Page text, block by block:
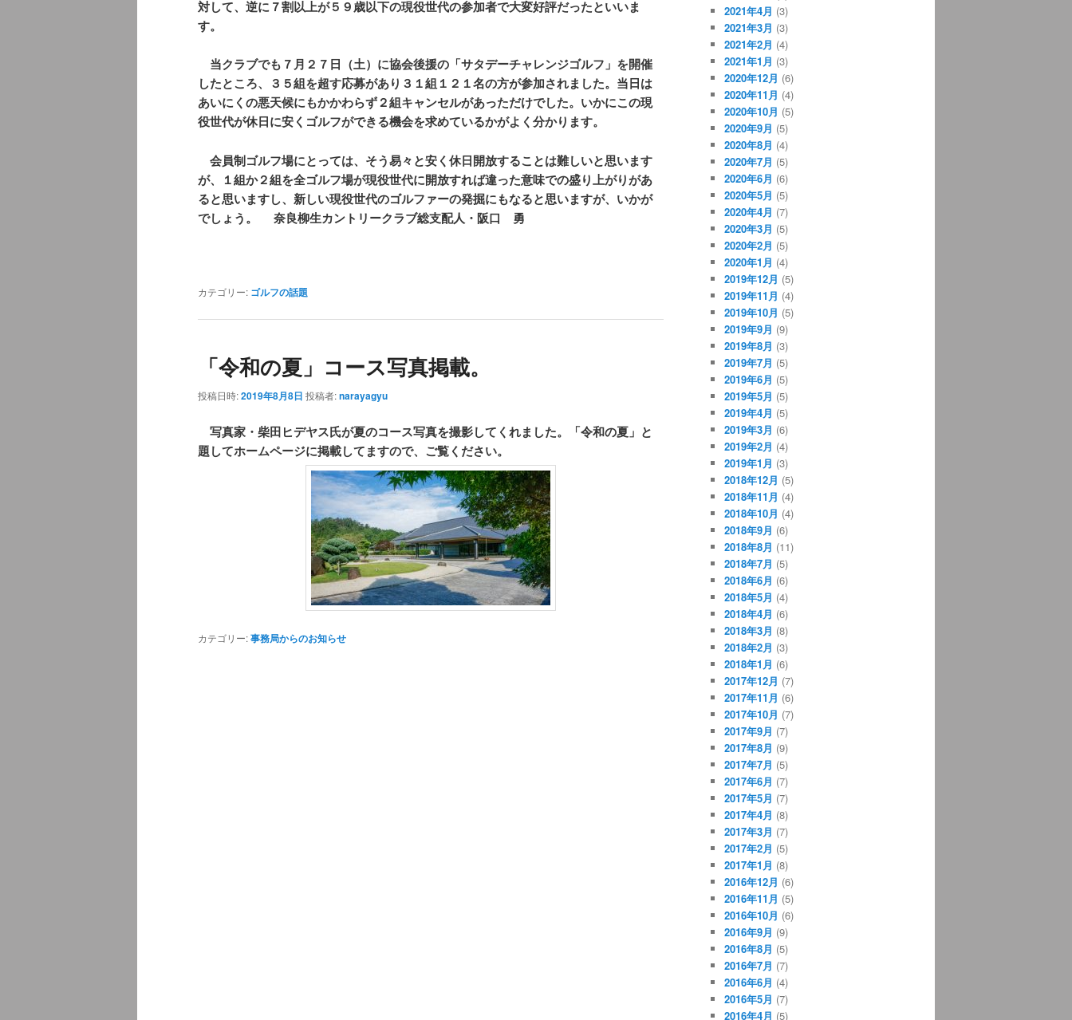
対して、逆に７割以上が５９歳以下の現役世代の参加者で大変好評だったといいま
す。
当クラブでも７月２７日（土）に協会後援の「サタデーチャレンジゴルフ」を開催
したところ、３５組を超す応募があり３１組１２１名の方が参加されました。当日は
あいにくの悪天候にもかかわらず２組キャンセルがあっただけでした。いかにこの現
役世代が休日に安くゴルフができる機会を求めているかがよく分かります。
会員制ゴルフ場にとっては、そう易々と安く休日開放することは難しいと思います
が、１組か２組を全ゴルフ場が現役世代に開放すれば違った意味での盛り上がりがあ
ると思いますし、新しい現役世代のゴルファーの発掘にもなると思いますが、いかが
でしょう。 奈良柳生カントリークラブ総支配人・阪口 勇
カテゴリー: ゴルフの話題
「令和の夏」コース写真掲載。
投稿日時:2019年8月8日 投稿者:narayagyu
写真家・柴田ヒデヤス氏が夏のコース写真を撮影してくれました。「令和の夏」と
題してホームページに掲載してますので、ご覧ください。
カテゴリー:事務局からのお知らせ
2021年4月 (3)
2021年3月 (3)
2021年2月 (4)
2021年1月 (3)
2020年12月 (6)
2020年11月 (4)
2020年10月 (5)
2020年9月 (5)
2020年8月 (4)
2020年7月 (5)
2020年6月 (6)
2020年5月 (5)
2020年4月 (7)
2020年3月 (5)
2020年2月 (5)
2020年1月 (4)
2019年12月 (5)
2019年11月 (4)
2019年10月 (5)
2019年9月 (9)
2019年8月 (3)
2019年7月 (5)
2019年6月 (5)
2019年5月 (5)
2019年4月 (5)
2019年3月 (6)
2019年2月 (4)
2019年1月 (3)
2018年12月 (5)
2018年11月 (4)
2018年10月 (4)
2018年9月 (6)
2018年8月 (11)
2018年7月 (5)
2018年6月 (6)
2018年5月 (4)
2018年4月 (6)
2018年3月 (8)
2018年2月 (3)
2018年1月 (6)
2017年12月 (7)
2017年11月 (6)
2017年10月 (7)
2017年9月 (7)
2017年8月 (9)
2017年7月 (5)
2017年6月 (7)
2017年5月 (7)
2017年4月 (8)
2017年3月 (7)
2017年2月 (5)
2017年1月 (8)
2016年12月 (6)
2016年11月 (5)
2016年10月 (6)
2016年9月 (9)
2016年8月 (5)
2016年7月 (7)
2016年6月 (4)
2016年5月 (7)
2016年4月 (5)